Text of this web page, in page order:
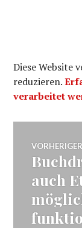
Diese Website
reduzieren.
verarbeitet
Vorheriger
Beitrag:
auch